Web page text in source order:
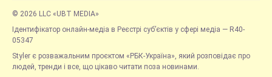
© 2026 LLC «UBT MEDIA»
Ідентифікатор онлайн-медіа в Реєстрі суб’єктів у сфері медіа — R40-
05347
Styler є розважальним проєктом «РБК-Україна», який розповідає про
людей, тренди і все, що цікаво читати поза новинами.